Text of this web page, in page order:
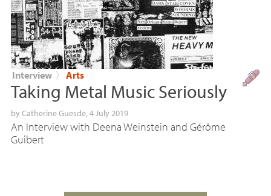
Interview 〉 Arts
Taking Metal Music Seriously
byCatherine Guesde, 4 July 2019
An Interview with Deena Weinstein and Gérôme
Guibert